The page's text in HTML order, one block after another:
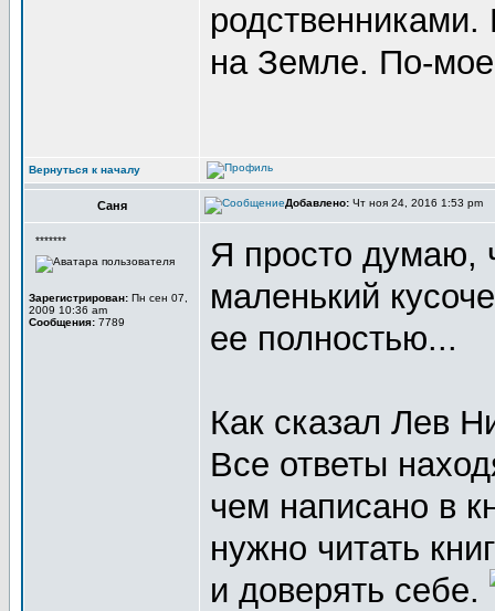
родственниками.
на Земле. По-
Вернуться к началу
Саня Добавлено: Чт ноя 24, 2016 1:53 pm
*******
Зарегистрирован: Пн сен 07,
2009 10:36 am
Сообщения: 7789
Я просто думаю,
маленький
ее полностью...
Как сказал Лев
Все ответы
чем написано в
нужно читать
и доверять себе.